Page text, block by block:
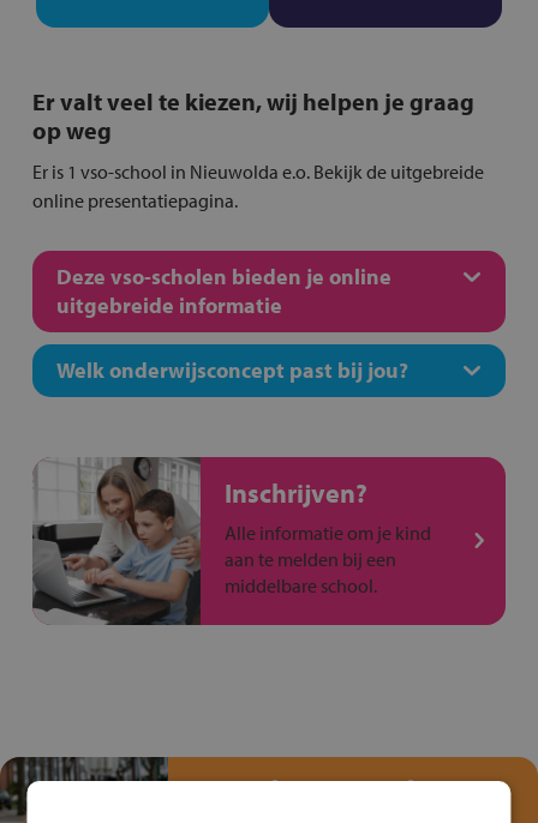
Er valt veel te kiezen, wij helpen je graag
op weg
Er is 1 vso-school in Nieuwolda e.o. Bekijk de uitgebreide
online presentatiepagina.
Deze vso-scholen bieden je online
uitgebreide informatie
Welk onderwijsconcept past bij jou?
Inschrijven?
Alle informatie om je kind
aan te melden bij een
middelbare school.
Test je kennis met het